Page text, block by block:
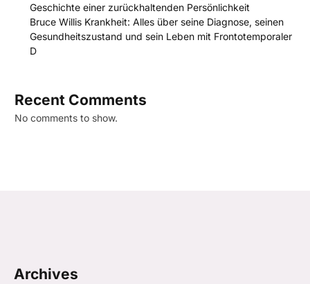
Geschichte einer zurückhaltenden Persönlichkeit
Bruce Willis Krankheit: Alles über seine Diagnose, seinen
Gesundheitszustand und sein Leben mit Frontotemporaler
D
Recent Comments
No comments to show.
Archives